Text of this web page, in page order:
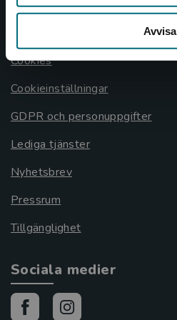
Avvisa
Cookies
Cookieinställningar
GDPR och personuppgifter
Lediga tjänster
Nyhetsbrev
Pressrum
Tillgänglighet
Sociala medier